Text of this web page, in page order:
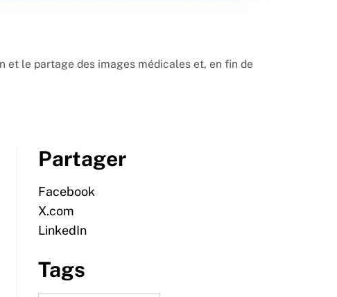
et le partage des images médicales et, en fin de
Partager
Facebook
X.com
LinkedIn
Tags